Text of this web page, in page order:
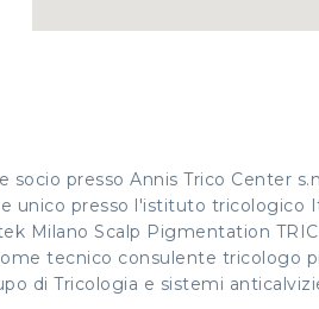
socio presso Annis Trico Center
unico presso l'istituto tricologico
Milano Scalp Pigmentation
tecnico consulente tricologo
di Tricologia e sistemi